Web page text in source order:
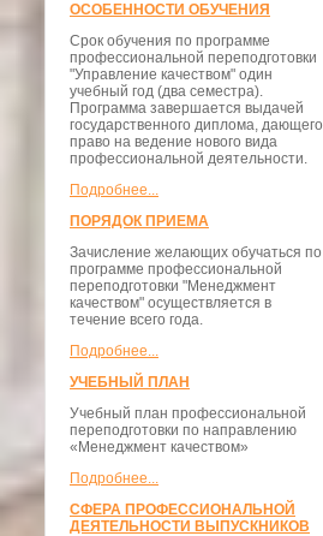
ОСОБЕННОСТИ ОБУЧЕНИЯ
Срок обучения по программе
профессиональной переподготовки
"Управление качеством" один
учебный год (два семестра).
Программа завершается выдачей
государственного диплома, дающего
право на ведение нового вида
профессиональной деятельности.
Подробнее...
ПОРЯДОК ПРИЕМА
Зачисление желающих обучаться по
программе профессиональной
переподготовки "Менеджмент
качеством" осуществляется в
течение всего года.
Подробнее...
УЧЕБНЫЙ ПЛАН
Учебный план профессиональной
переподготовки по направлению
«Менеджмент качеством»
Подробнее...
СФЕРА ПРОФЕССИОНАЛЬНОЙ
ДЕЯТЕЛЬНОСТИ ВЫПУСКНИКОВ